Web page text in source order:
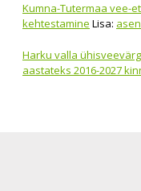
Kumna-Tutermaa vee-
kehtestamine Lisa:
Harku valla
aastateks 2016-2027